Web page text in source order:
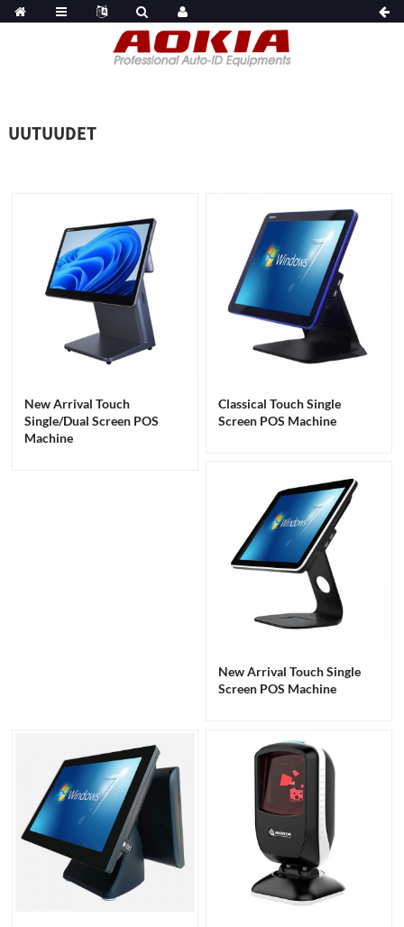
UUTUUDET
New Arrival Touch
Single/Dual Screen POS
Machine
Classical Touch Single
Screen POS Machine
New Arrival Touch Single
Screen POS Machine